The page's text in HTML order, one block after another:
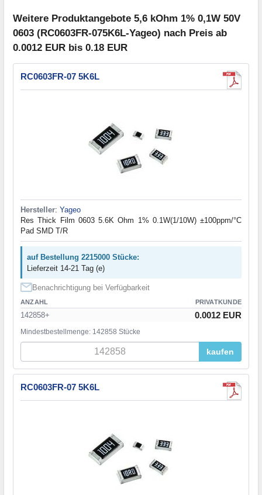
Weitere Produktangebote 5,6 kOhm 1% 0,1W 50V
0603 (RC0603FR-075K6L-Yageo) nach Preis ab
0.0012 EUR bis 0.18 EUR
RC0603FR-07 5K6L
Hersteller: Yageo
Res Thick Film 0603 5.6K Ohm 1% 0.1W(1/10W) ±100ppm/°C
Pad SMD T/R
auf Bestellung 2215000 Stücke:
Lieferzeit 14-21 Tag (e)
Benachrichtigung bei Verfügbarkeit
ANZAHL PRIVATKUNDE
142858+ 0.0012 EUR
Mindestbestellmenge: 142858 Stücke
kaufen
RC0603FR-07 5K6L